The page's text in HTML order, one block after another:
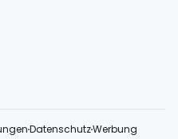
DatenschutzWerbung